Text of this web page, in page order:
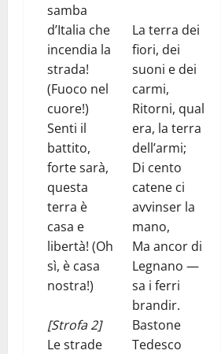
samba
d’Italia che
incendia la
strada!
(Fuoco nel
cuore!)
Senti il
battito,
forte sarà,
questa
terra è
casa e
libertà! (Oh
sì, è casa
nostra!)
[Strofa 2]
Le strade
La terra dei
fiori, dei
suoni e dei
carmi,
Ritorni, qual
era, la terra
dell’armi;
Di cento
catene ci
avvinser la
mano,
Ma ancor di
Legnano —
sa i ferri
brandir.
Bastone
Tedesco